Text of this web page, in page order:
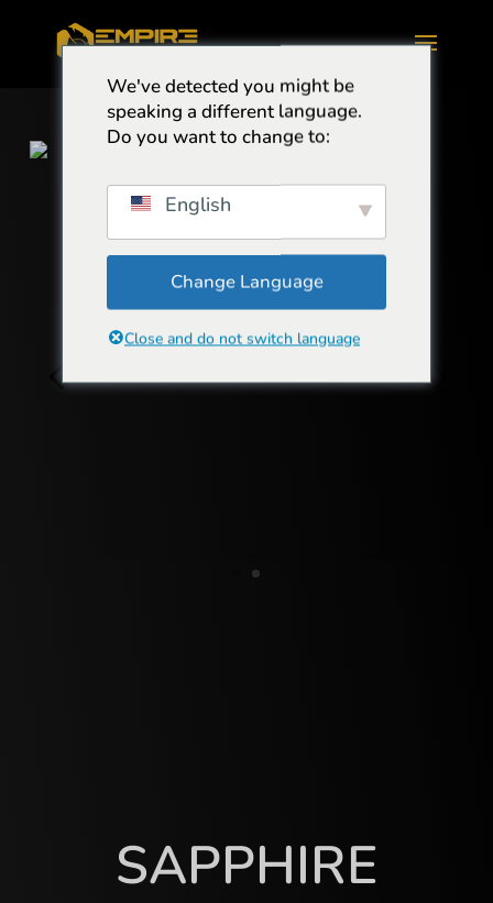
SAPPHIRE
We've detected you might be
speaking a different language.
Do you want to change to:
English
Change Language
Close and do not switch language